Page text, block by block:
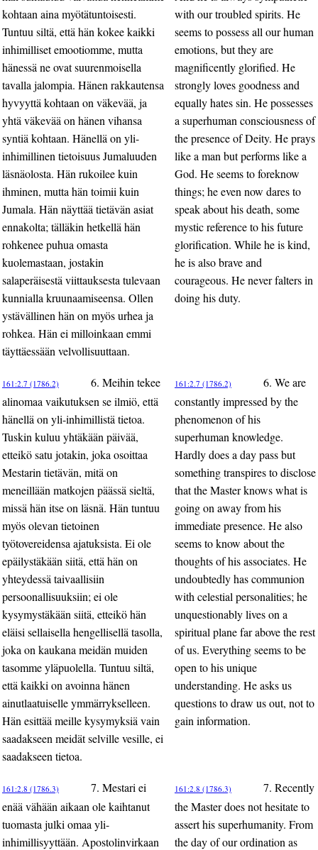
kohtaan aina myötätuntoisesti.
Tuntuu siltä, että hän kokee kaikki
inhimilliset emootiomme, mutta
hänessä ne ovat suurenmoisella
tavalla jalompia. Hänen rakkautensa
hyvyyttä kohtaan on väkevää, ja
yhtä väkevää on hänen vihansa
syntiä kohtaan. Hänellä on yli-
inhimillinen tietoisuus Jumaluuden
läsnäolosta. Hän rukoilee kuin
ihminen, mutta hän toimii kuin
Jumala. Hän näyttää tietävän asiat
ennakolta; tälläkin hetkellä hän
rohkenee puhua omasta
kuolemastaan, jostakin
salaperäisestä viittauksesta tulevaan
kunnialla kruunaamiseensa. Ollen
ystävällinen hän on myös urhea ja
rohkea. Hän ei milloinkaan emmi
täyttäessään velvollisuuttaan.
with our troubled spirits. He
seems to possess all our human
emotions, but they are
magnificently glorified. He
strongly loves goodness and
equally hates sin. He possesses
a superhuman consciousness of
the presence of Deity. He prays
like a man but performs like a
God. He seems to foreknow
things; he even now dares to
speak about his death, some
mystic reference to his future
glorification. While he is kind,
he is also brave and
courageous. He never falters in
doing his duty.
161:2.7 (1786.2)
6. Meihin tekee
alinomaa vaikutuksen se ilmiö, että
hänellä on yli-inhimillistä tietoa.
Tuskin kuluu yhtäkään päivää,
etteikö satu jotakin, joka osoittaa
Mestarin tietävän, mitä on
meneillään matkojen päässä sieltä,
missä hän itse on läsnä. Hän tuntuu
myös olevan tietoinen
työtovereidensa ajatuksista. Ei ole
epäilystäkään siitä, että hän on
yhteydessä taivaallisiin
persoonallisuuksiin; ei ole
kysymystäkään siitä, etteikö hän
eläisi sellaisella hengellisellä tasolla,
joka on kaukana meidän muiden
tasomme yläpuolella. Tuntuu siltä,
että kaikki on avoinna hänen
ainutlaatuiselle ymmärrykselleen.
Hän esittää meille kysymyksiä vain
saadakseen meidät selville vesille, ei
saadakseen tietoa.
161:2.7 (1786.2)
6. We are
constantly impressed by the
phenomenon of his
superhuman knowledge.
Hardly does a day pass but
something transpires to disclose
that the Master knows what is
going on away from his
immediate presence. He also
seems to know about the
thoughts of his associates. He
undoubtedly has communion
with celestial personalities; he
unquestionably lives on a
spiritual plane far above the rest
of us. Everything seems to be
open to his unique
understanding. He asks us
questions to draw us out, not to
gain information.
161:2.8 (1786.3)
7. Mestari ei
enää vähään aikaan ole kaihtanut
tuomasta julki omaa yli-
inhimillisyyttään. Apostolinvirkaan
161:2.8 (1786.3)
7. Recently
the Master does not hesitate to
assert his superhumanity. From
the day of our ordination as